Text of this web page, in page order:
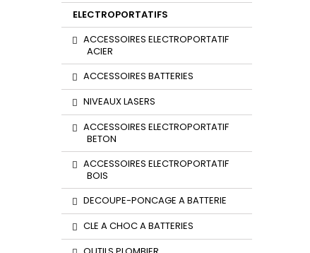
ELECTROPORTATIFS
ACCESSOIRES ELECTROPORTATIF
ACIER
ACCESSOIRES BATTERIES
NIVEAUX LASERS
ACCESSOIRES ELECTROPORTATIF
BETON
ACCESSOIRES ELECTROPORTATIF
BOIS
DECOUPE-PONCAGE A BATTERIE
CLE A CHOC A BATTERIES